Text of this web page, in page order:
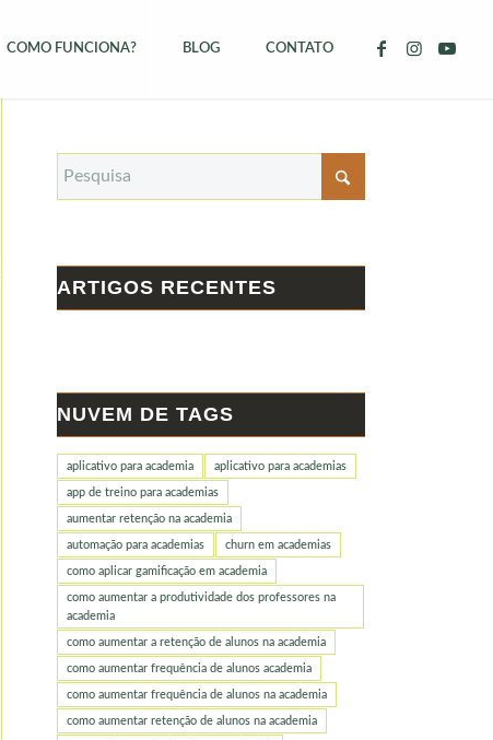
COMO FUNCIONA? BLOG CONTATO
ARTIGOS RECENTES
NUVEM DE TAGS
aplicativo para academia aplicativo para academias
app de treino para academias
aumentar retenção na academia
automação para academias churn em academias
como aplicar gamificação em academia
como aumentar a produtividade dos professores na
academia
como aumentar a retenção de alunos na academia
como aumentar frequência de alunos academia
como aumentar frequência de alunos na academia
como aumentar retenção de alunos na academia